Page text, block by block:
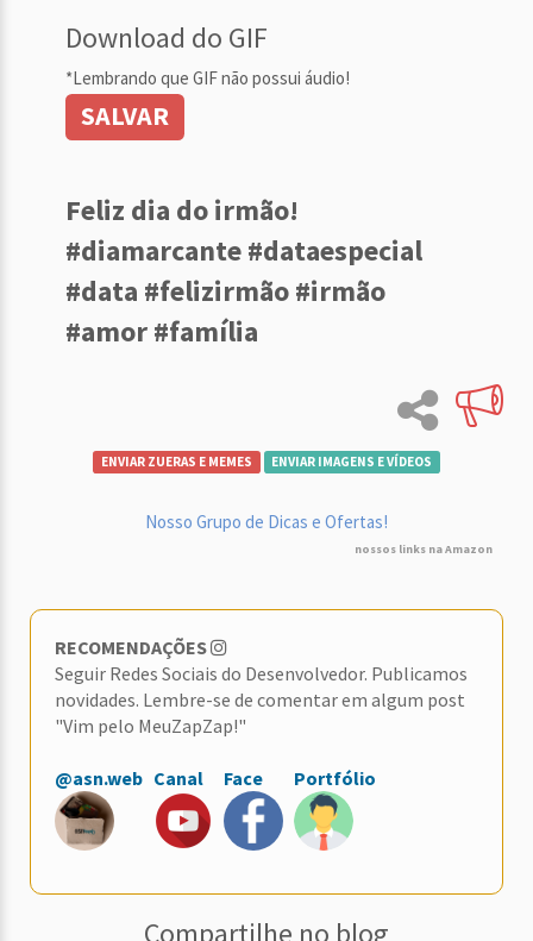
Download do GIF
*Lembrando que GIF não possui áudio!
SALVAR
Feliz dia do irmão!
#diamarcante #dataespecial
#data #felizirmão #irmão
#amor #família
ENVIAR ZUERAS E MEMES ENVIAR IMAGENS E VÍDEOS
Nosso Grupo de Dicas e Ofertas!
nossos links na Amazon
RECOMENDAÇÕES
Seguir Redes Sociais do Desenvolvedor. Publicamos
novidades. Lembre-se de comentar em algum post
"Vim pelo MeuZapZap!"
@asn.web Canal Face Portfólio
Compartilhe no blog